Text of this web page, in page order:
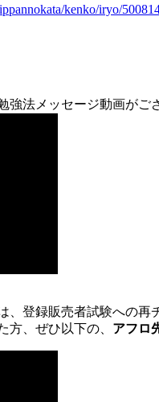
kenko/iryo/
強法メッセージ動画がご
、登録販売者試験への再
方、ぜひ以下の、 アフロ